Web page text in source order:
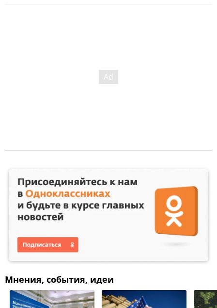
Мнения, события, идеи